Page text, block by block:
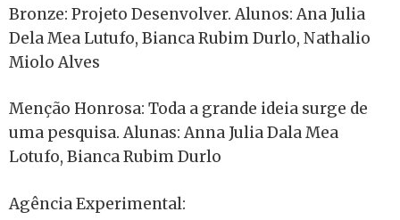
Bronze: Projeto Desenvolver. Alunos: Ana Julia
Dela Mea Lutufo, Bianca Rubim Durlo, Nathalio
Miolo Alves
Menção Honrosa: Toda a grande ideia surge de
uma pesquisa. Alunas: Anna Julia Dala Mea
Lotufo, Bianca Rubim Durlo
Agência Experimental: